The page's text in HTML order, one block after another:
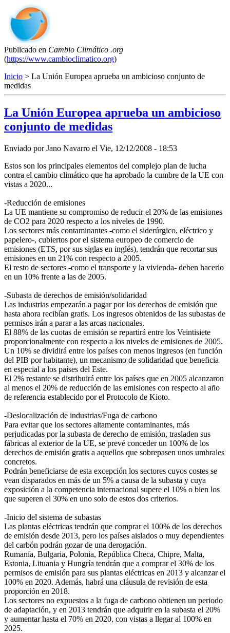
Publicado en Cambio Climático .org
(https://www.cambioclimatico.org)
Inicio > La Unión Europea aprueba un ambicioso conjunto de
medidas
La Unión Europea aprueba un ambicioso
conjunto de medidas
Enviado porJano Navarro el Vie, 12/12/2008 - 18:53
Estos son los principales elementos del complejo plan de lucha
contra el cambio climático que ha aprobado la cumbre de la UE con
vistas a 2020...
-Reducción de emisiones
La UE mantiene su compromiso de reducir el 20% de las emisiones
de CO2 para 2020 respecto a los niveles de 1990.
Los sectores más contaminantes -como el siderúrgico, eléctrico y
papelero-, cubiertos por el sistema europeo de comercio de
emisiones (ETS, por sus siglas en inglés), tendrán que recortar sus
emisiones en un 21% con respecto a 2005.
El resto de sectores -como el transporte y la vivienda- deben hacerlo
en un 10% frente a las de 2005.
-Subasta de derechos de emisión/solidaridad
Las industrias empezarán a pagar por los derechos de emisión que
hasta ahora recibían gratis. Los ingresos obtenidos de las subastas de
permisos irán a parar a las arcas nacionales.
El 88% de las cuotas de emisión se repartirá entre los Veintisiete
proporcionalmente con respecto a los niveles de emisiones de 2005.
Un 10% se dividirá entre los países con menos ingresos (en función
del PIB por habitante), un mecanismo de solidaridad que beneficia
en especial a los países del Este.
El 2% restante se distribuirá entre los países que en 2005 alcanzaron
al menos el 20% de reducción de las emisiones con respecto al año
de referencia establecido por el Protocolo de Kioto.
-Deslocalización de industrias/Fuga de carbono
Para evitar que los sectores altamente contaminantes, más
perjudicadas por la subasta de derecho de emisión, trasladen sus
fábricas al exterior de la UE, se prevé conceder un 100% de los
derechos de emisión gratis a aquellos que sobrepasen unos umbrales
concretos.
Podrán beneficiarse de esta excepción los sectores cuyos costes se
vean disparados en más de un 5% a causa de la subasta y cuya
exposición a la competencia internacional supere el 10% o bien los
que superen el 30% en uno solo de estos dos criterios.
-Inicio del sistema de subastas
Las plantas eléctricas tendrán que comprar el 100% de los derechos
de emisión desde 2013, pero los países aislados o muy dependientes
del carbón podrán gozar de una derogación.
Rumanía, Bulgaria, Polonia, República Checa, Chipre, Malta,
Estonia, Lituania y Hungría tendrán que a comprar el 30% de los
permisos de emisión para sus plantas eléctricas en 2013 y alcanzar el
100% en 2020. Además, habrá una cláusula de revisión de esta
proporción en 2018.
Los sectores no expuestos a la fuga de carbono obtienen un periodo
de adaptación, y en 2013 tendrán que adquirir en la subasta el 20%
y aumentar hasta el 70% en 2020, con vistas a llegar al 100% en
2025.